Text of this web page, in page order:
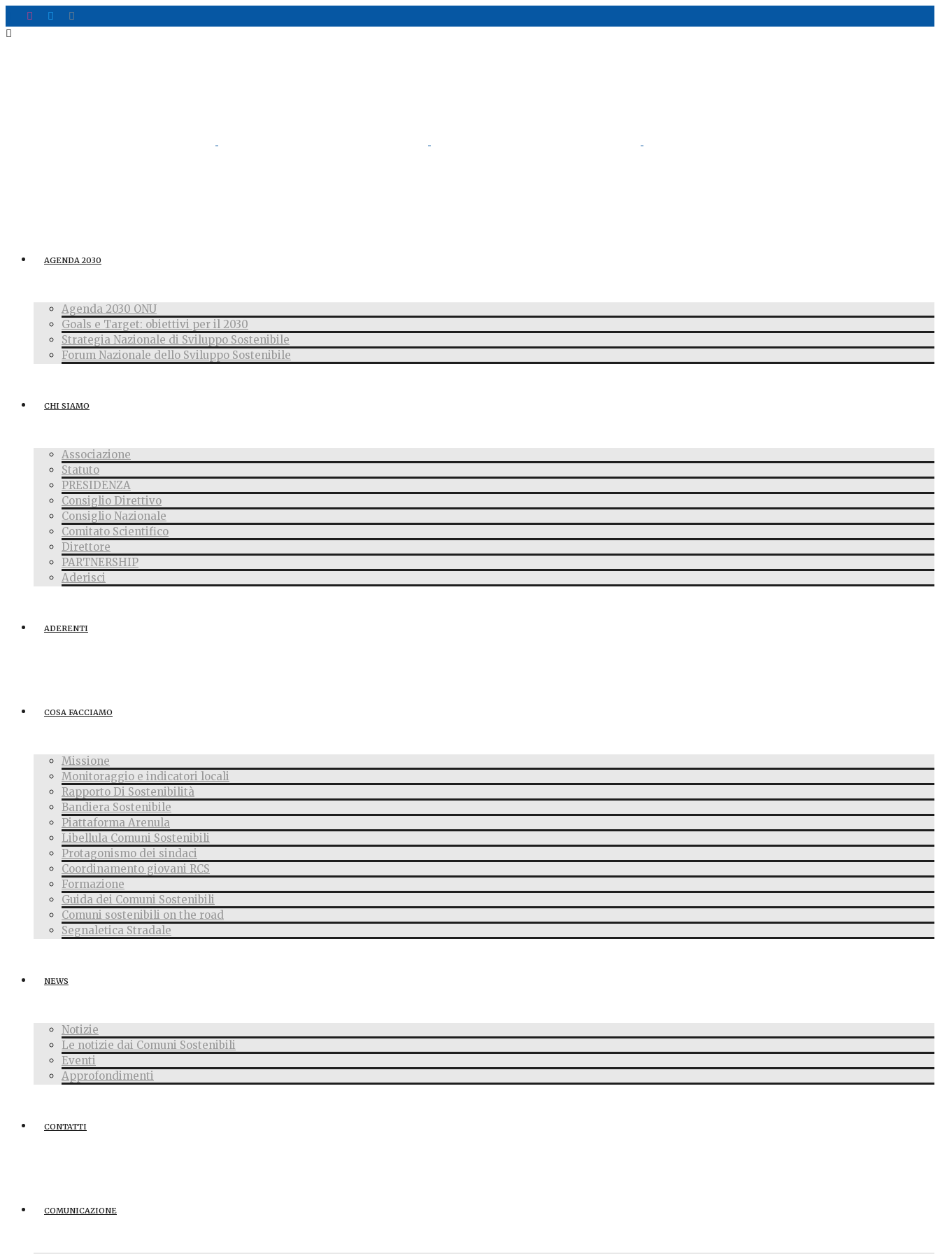
AGENDA 2030
Agenda 2030 ONU
Goals e Target: obiettivi per il 2030
Strategia Nazionale di Sviluppo Sostenibile
Forum Nazionale dello Sviluppo Sostenibile
CHI SIAMO
Associazione
Statuto
PRESIDENZA
Consiglio Direttivo
Consiglio Nazionale
Comitato Scientifico
Direttore
PARTNERSHIP
Aderisci
ADERENTI
COSA FACCIAMO
Missione
Monitoraggio e indicatori locali
Rapporto Di Sostenibilità
Bandiera Sostenibile
Piattaforma Arenula
Libellula Comuni Sostenibili
Protagonismo dei sindaci
Coordinamento giovani RCS
Formazione
Guida dei Comuni Sostenibili
Comuni sostenibili on the road
Segnaletica Stradale
NEWS
Notizie
Le notizie dai Comuni Sostenibili
Eventi
Approfondimenti
CONTATTI
COMUNICAZIONE